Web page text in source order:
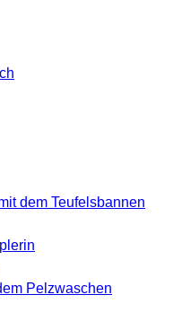
dem Teufelsbannen
Pelzwaschen